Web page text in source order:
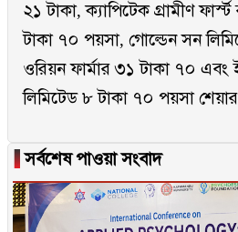
২১ টাকা, ক্যাপিটেক গ্রামীণ
টাকা ৭০ পয়সা, গোল্ডেন সন
ওরিয়ন ফার্মার ৩১ টাকা ৭০ এবং
লিমিটেড ৮ টাকা ৭০ পয়সা
▐সর্বশেষ পাওয়া সংবাদ